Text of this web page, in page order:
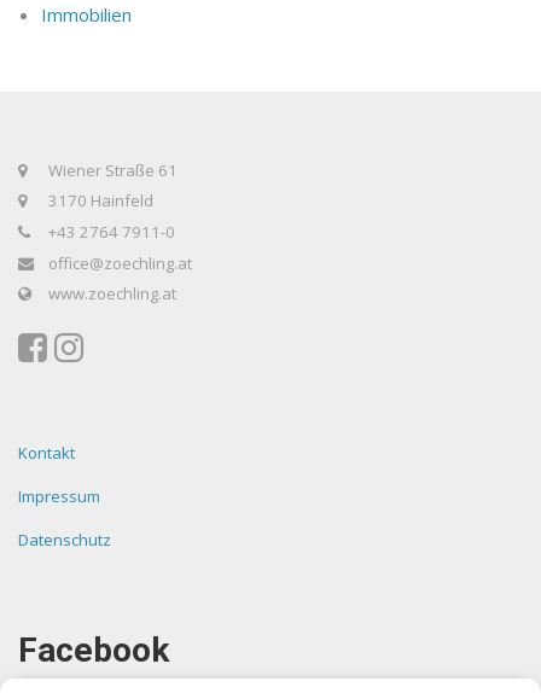
Immobilien
Wiener Straße 61
3170 Hainfeld
+43 2764 7911-0
office@zoechling.at
www.zoechling.at
Kontakt
Impressum
Datenschutz
Facebook